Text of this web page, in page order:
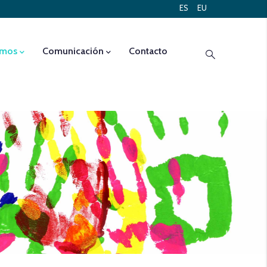
EU
ES
Comunicación Contacto